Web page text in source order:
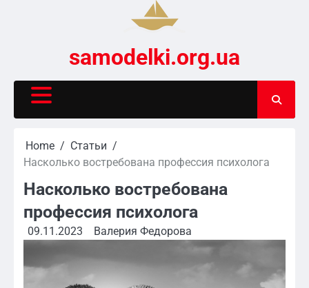
samodelki.org.ua
Home
Статьи
Насколько востребована профессия психолога
Насколько востребована
профессия психолога
09.11.2023 Валерия Федорова